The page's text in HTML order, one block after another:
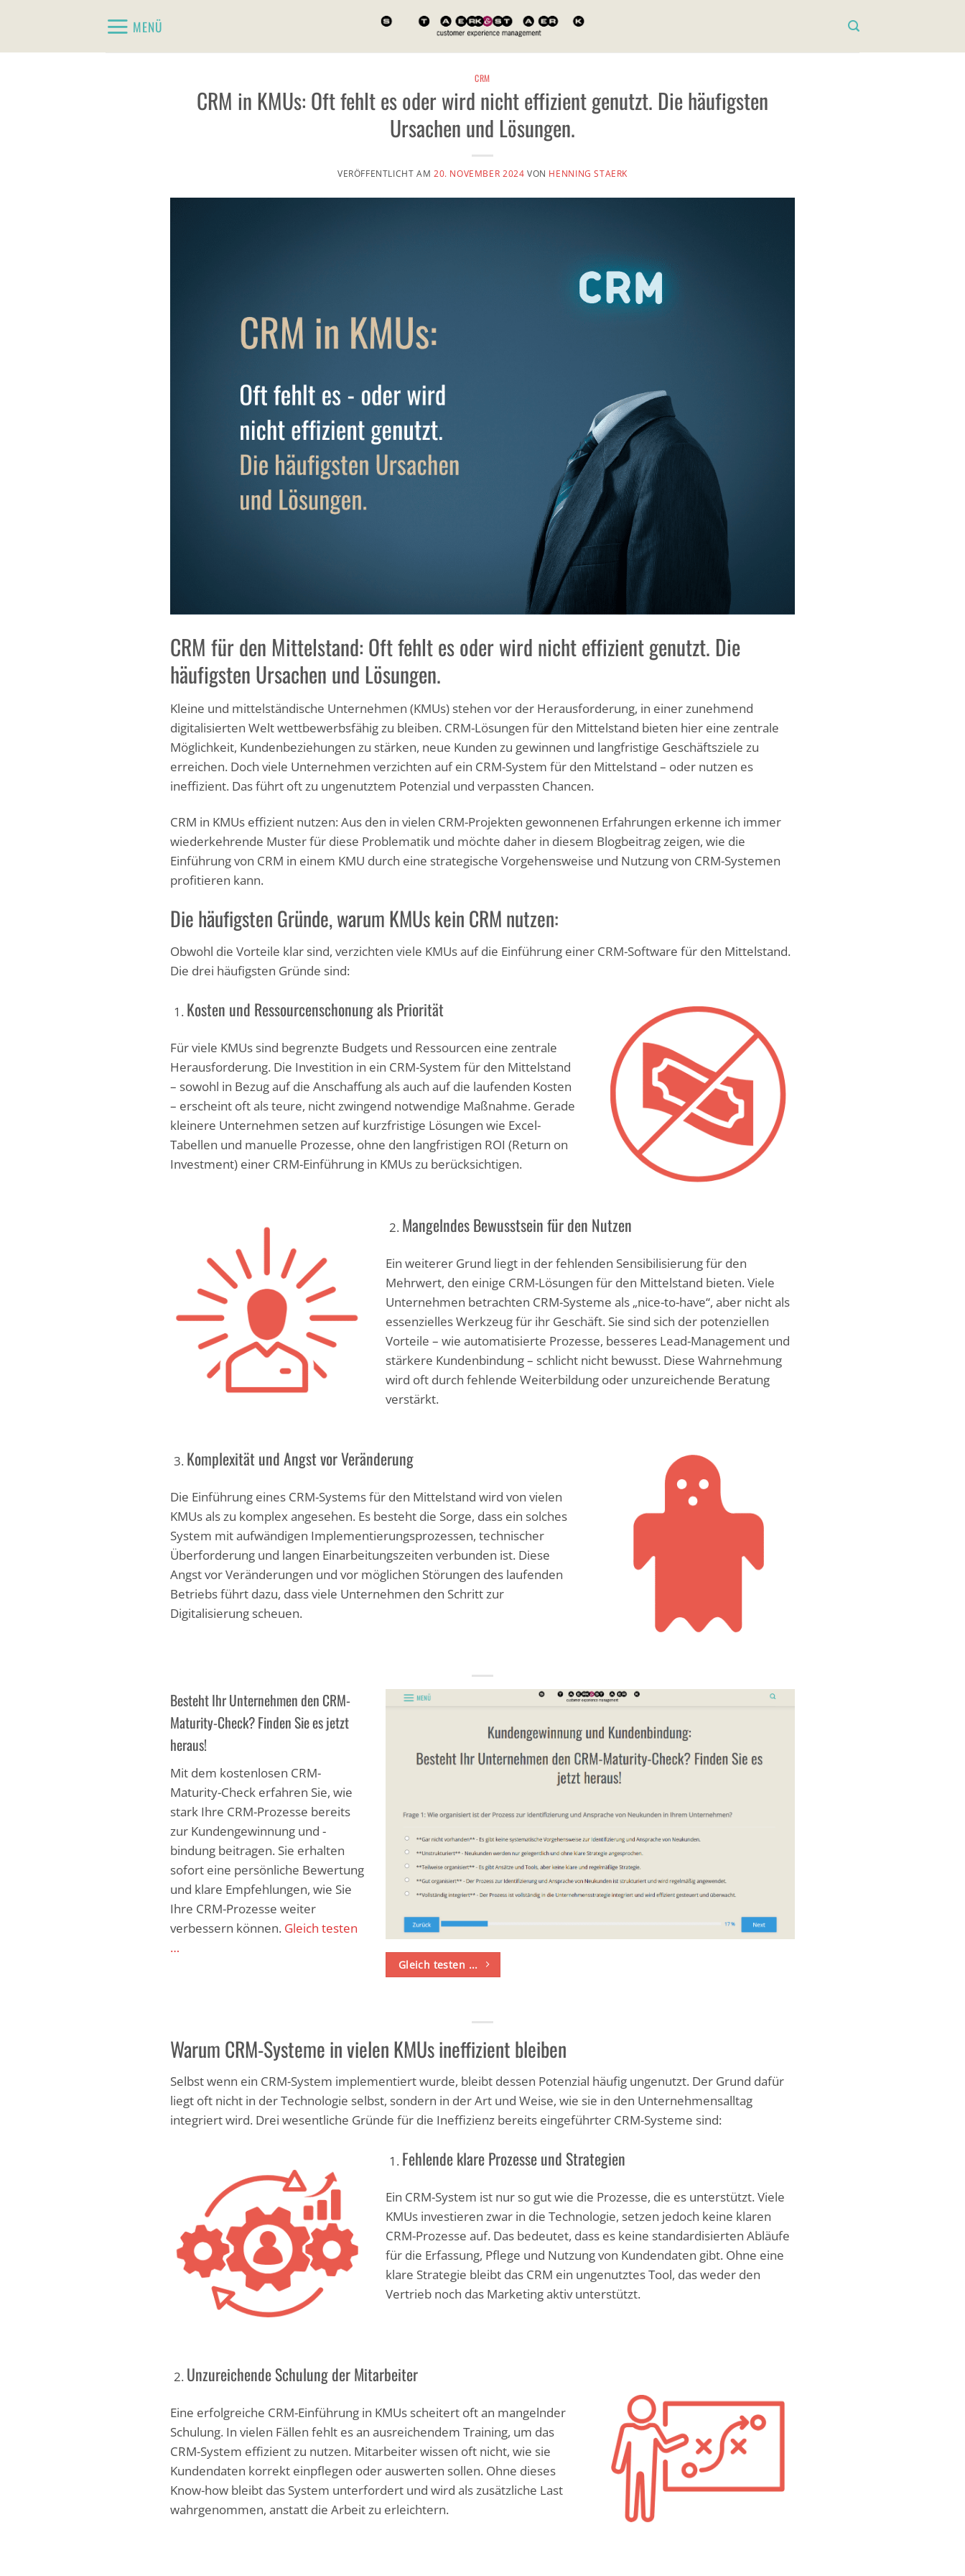
MENÜ
CRM
CRM in KMUs: Oft fehlt es oder wird nicht effizient genutzt. Die häufigsten
Ursachen und Lösungen.
VERÖFFENTLICHT AM 20. NOVEMBER 2024 VON HENNING STAERK
CRM für den Mittelstand: Oft fehlt es oder wird nicht effizient genutzt. Die
häufigsten Ursachen und Lösungen.
Kleine und mittelständische Unternehmen (KMUs) stehen vor der Herausforderung, in einer zunehmend
digitalisierten Welt wettbewerbsfähig zu bleiben. CRM-Lösungen für den Mittelstand bieten hier eine zentrale
Möglichkeit, Kundenbeziehungen zu stärken, neue Kunden zu gewinnen und langfristige Geschäftsziele zu
erreichen. Doch viele Unternehmen verzichten auf ein CRM-System für den Mittelstand – oder nutzen es
ineffizient. Das führt oft zu ungenutztem Potenzial und verpassten Chancen.
CRM in KMUs effizient nutzen: Aus den in vielen CRM-Projekten gewonnenen Erfahrungen erkenne ich immer
wiederkehrende Muster für diese Problematik und möchte daher in diesem Blogbeitrag zeigen, wie die
Einführung von CRM in einem KMU durch eine strategische Vorgehensweise und Nutzung von CRM-Systemen
profitieren kann.
Die häufigsten Gründe, warum KMUs kein CRM nutzen:
Obwohl die Vorteile klar sind, verzichten viele KMUs auf die Einführung einer CRM-Software für den Mittelstand.
Die drei häufigsten Gründe sind:
Kosten und Ressourcenschonung als Priorität
Für viele KMUs sind begrenzte Budgets und Ressourcen eine zentrale
Herausforderung. Die Investition in ein CRM-System für den Mittelstand
– sowohl in Bezug auf die Anschaffung als auch auf die laufenden Kosten
– erscheint oft als teure, nicht zwingend notwendige Maßnahme. Gerade
kleinere Unternehmen setzen auf kurzfristige Lösungen wie Excel-
Tabellen und manuelle Prozesse, ohne den langfristigen ROI (Return on
Investment) einer CRM-Einführung in KMUs zu berücksichtigen.
Mangelndes Bewusstsein für den Nutzen
Ein weiterer Grund liegt in der fehlenden Sensibilisierung für den
Mehrwert, den einige CRM-Lösungen für den Mittelstand bieten. Viele
Unternehmen betrachten CRM-Systeme als „nice-to-have“, aber nicht als
essenzielles Werkzeug für ihr Geschäft. Sie sind sich der potenziellen
Vorteile – wie automatisierte Prozesse, besseres Lead-Management und
stärkere Kundenbindung – schlicht nicht bewusst. Diese Wahrnehmung
wird oft durch fehlende Weiterbildung oder unzureichende Beratung
verstärkt.
Komplexität und Angst vor Veränderung
Die Einführung eines CRM-Systems für den Mittelstand wird von vielen
KMUs als zu komplex angesehen. Es besteht die Sorge, dass ein solches
System mit aufwändigen Implementierungsprozessen, technischer
Überforderung und langen Einarbeitungszeiten verbunden ist. Diese
Angst vor Veränderungen und vor möglichen Störungen des laufenden
Betriebs führt dazu, dass viele Unternehmen den Schritt zur
Digitalisierung scheuen.
Besteht Ihr Unternehmen den CRM-
Maturity-Check? Finden Sie es jetzt
heraus!
Mit dem kostenlosen CRM-
Maturity-Check erfahren Sie, wie
stark Ihre CRM-Prozesse bereits
zur Kundengewinnung und -
bindung beitragen. Sie erhalten
sofort eine persönliche Bewertung
und klare Empfehlungen, wie Sie
Ihre CRM-Prozesse weiter
verbessern können. Gleich testen
…
Gleich testen ...
Warum CRM-Systeme in vielen KMUs ineffizient bleiben
Selbst wenn ein CRM-System implementiert wurde, bleibt dessen Potenzial häufig ungenutzt. Der Grund dafür
liegt oft nicht in der Technologie selbst, sondern in der Art und Weise, wie sie in den Unternehmensalltag
integriert wird. Drei wesentliche Gründe für die Ineffizienz bereits eingeführter CRM-Systeme sind:
Fehlende klare Prozesse und Strategien
Ein CRM-System ist nur so gut wie die Prozesse, die es unterstützt. Viele
KMUs investieren zwar in die Technologie, setzen jedoch keine klaren
CRM-Prozesse auf. Das bedeutet, dass es keine standardisierten Abläufe
für die Erfassung, Pflege und Nutzung von Kundendaten gibt. Ohne eine
klare Strategie bleibt das CRM ein ungenutztes Tool, das weder den
Vertrieb noch das Marketing aktiv unterstützt.
Unzureichende Schulung der Mitarbeiter
Eine erfolgreiche CRM-Einführung in KMUs scheitert oft an mangelnder
Schulung. In vielen Fällen fehlt es an ausreichendem Training, um das
CRM-System effizient zu nutzen. Mitarbeiter wissen oft nicht, wie sie
Kundendaten korrekt einpflegen oder auswerten sollen. Ohne dieses
Know-how bleibt das System unterfordert und wird als zusätzliche Last
wahrgenommen, anstatt die Arbeit zu erleichtern.